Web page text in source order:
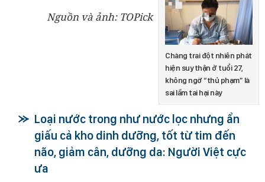
Chàng trai đột nhiên phát
hiện suy thận ở tuổi 27,
không ngờ “thủ phạm” là
sai lầm tai hại này
Nguồn và ảnh: TOPick
Loại nước trong như nước lọc nhưng ẩn
giấu cả kho dinh dưỡng, tốt từ tim đến
não, giảm cân, dưỡng da: Người Việt cực
ưa